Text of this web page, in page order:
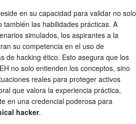
en su capacidad para validar no solo
también las habilidades prácticas. A
simulados, los aspirantes a la
su competencia en el uso de
de hacking ético. Esto asegura que los
no solo entienden los conceptos, sino
reales para proteger activos
que valora la experiencia práctica,
en una credencial poderosa para
hacker.